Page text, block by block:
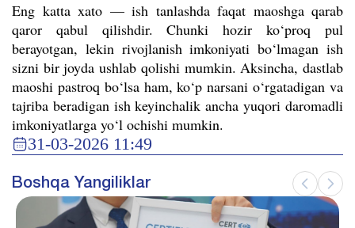
Eng katta xato — ish tanlashda faqat maoshga qarab
qaror qabul qilishdir. Chunki hozir ko‘proq pul
berayotgan, lekin rivojlanish imkoniyati bo‘lmagan ish
sizni bir joyda ushlab qolishi mumkin. Aksincha, dastlab
maoshi pastroq bo‘lsa ham, ko‘p narsani o‘rgatadigan va
tajriba beradigan ish keyinchalik ancha yuqori daromadli
imkoniyatlarga yo‘l ochishi mumkin.
31-03-2026 11:49
Boshqa Yangiliklar